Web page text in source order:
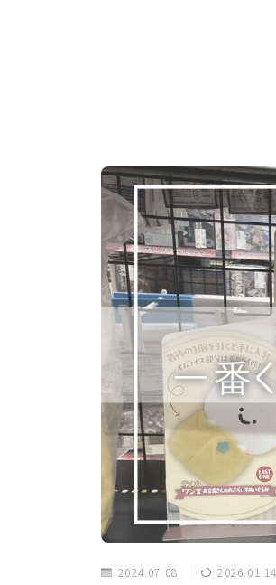
2024.07.08 2026.01.14